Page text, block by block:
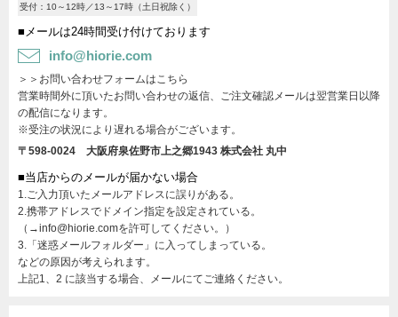
受付：10～12時／13～17時（土日祝除く）
■メールは24時間受け付けております
info@hiorie.com
＞＞お問い合わせフォームはこちら
営業時間外に頂いたお問い合わせの返信、ご注文確認メールは翌営業日以降
の配信になります。
※受注の状況により遅れる場合がございます。
〒598-0024 大阪府泉佐野市上之郷1943 株式会社 丸中
■当店からのメールが届かない場合
1.ご入力頂いたメールアドレスに誤りがある。
2.携帯アドレスでドメイン指定を設定されている。
（→info@hiorie.comを許可してください。）
3.「迷惑メールフォルダー」に入ってしまっている。
などの原因が考えられます。
上記1、2 に該当する場合、メールにてご連絡ください。